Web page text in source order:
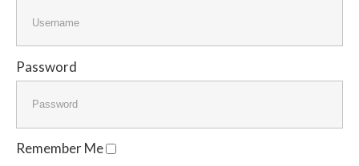
Password
Remember Me